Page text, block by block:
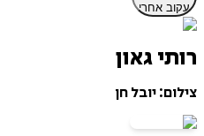
עקוב אחרי
רותי גאון
צילום: יובל חן